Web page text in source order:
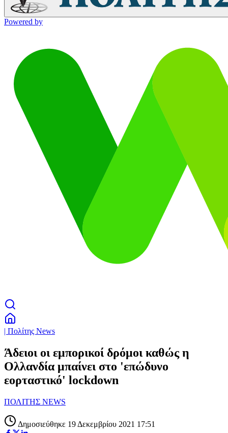
Powered by
| Πολίτης News
Άδειοι οι εμπορικοί δρόμοι καθώς η
Ολλανδία μπαίνει στο 'επώδυνο
εορταστικό' lockdown
ΠΟΛΙΤΗΣ NEWS
Δημοσιεύθηκε 19 Δεκεμβρίου 2021 17:51